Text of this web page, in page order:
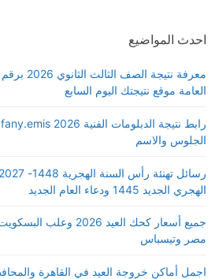
احدث المواضيع
معرفة
العامة موقع نتيجتك اليوم السابع
الجلوس والاسم
الهجري الجديد 1445 ودعاء العام الجديد
جميع أسعار كحك العيد
مصر وتيسباس